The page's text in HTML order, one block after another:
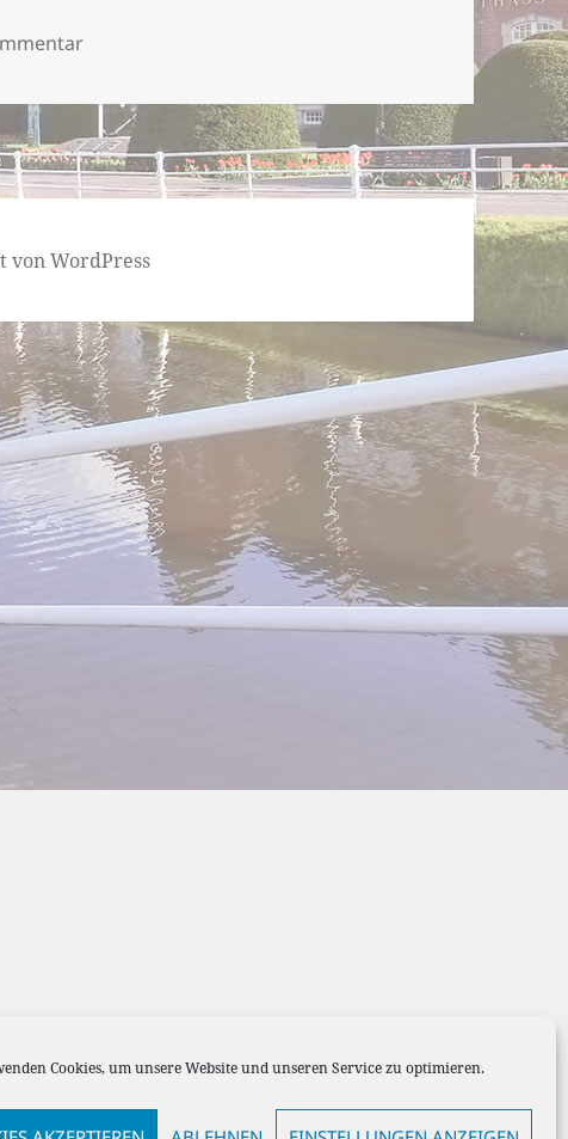
Cookies, um unsere Website und unseren Service zu optimieren.
zu Nilsson-Bad-1
von WordPress